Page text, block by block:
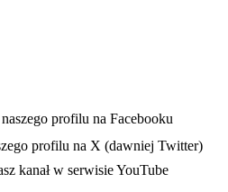
w nowej karcieprofilu na Facebooku
profilu na X (dawniej Twitter)
w nowej karcie
kanał w serwisie YouTube